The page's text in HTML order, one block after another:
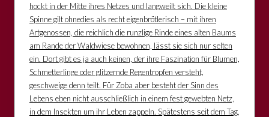
hockt in der Mitte ihres Netzes und langweilt sich. Die kleine
Spinne gilt ohnedies als recht eigenbrötlerisch – mit ihren
Artgenossen, die reichlich die runzlige Rinde eines alten Baums
am Rande der Waldwiese bewohnen, lässt sie sich nur selten
ein. Dort gibt es ja auch keinen, der ihre Faszination für Blumen,
Schmetterlinge oder glitzernde Regentropfen versteht,
geschweige denn teilt. Für Zoba aber besteht der Sinn des
Lebens eben nicht ausschließlich in einem fest gewebten Netz,
in dem Insekten um ihr Leben zappeln. Spätestens seit dem Tag,